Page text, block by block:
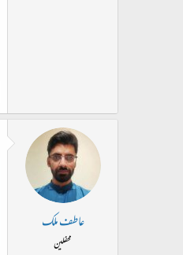
عاطف ملک
محفلین